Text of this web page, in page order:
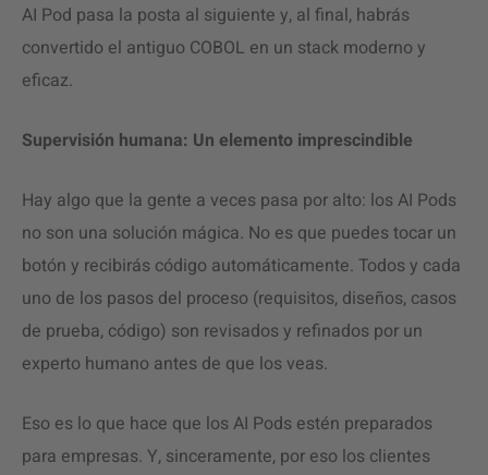
AI Pod pasa la posta al siguiente y, al final, habrás
convertido el antiguo COBOL en un stack moderno y
eficaz.
Supervisión humana: Un elemento imprescindible
Hay algo que la gente a veces pasa por alto: los AI Pods
no son una solución mágica. No es que puedes tocar un
botón y recibirás código automáticamente. Todos y cada
uno de los pasos del proceso (requisitos, diseños, casos
de prueba, código) son revisados y refinados por un
experto humano antes de que los veas.
Eso es lo que hace que los AI Pods estén preparados
para empresas. Y, sinceramente, por eso los clientes